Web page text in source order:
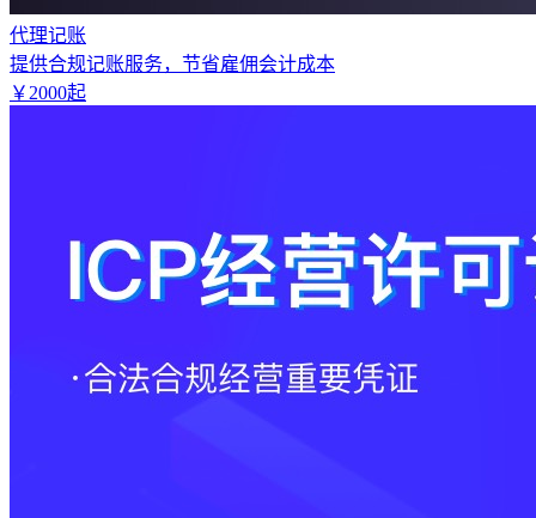
代理记账
提供合规记账服务，节省雇佣会计成本
￥ 2000起